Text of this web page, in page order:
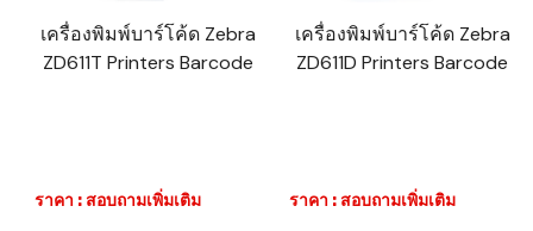
เครื่องพิมพ์บาร์โค้ด Zebra
ZD611T Printers Barcode
ราคา : สอบถามเพิ่มเติม
เครื่องพิมพ์บาร์โค้ด Zebra
ZD611D Printers Barcode
ราคา : สอบถามเพิ่มเติม